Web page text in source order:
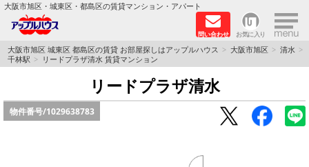
大阪市旭区・城東区・都島区の賃貸マンション・アパート
問い合わせ お気に入り ×
TOPページ
路線·駅から探す
大阪市旭区 城東区 都島区の賃貸 お部屋探しはアップルハウス 大阪市旭区
清水
千林駅
リードプラザ清水 賃貸マンション
リードプラザ清水
物件番号/1029638783